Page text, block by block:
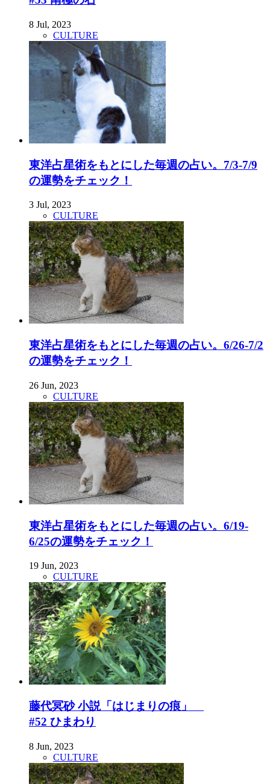
8 Jul, 2023
CULTURE
東洋占星術をもとにした毎週の占い。7/3-7/9
の運勢をチェック！
3 Jul, 2023
CULTURE
東洋占星術をもとにした毎週の占い。6/26-7/2
の運勢をチェック！
26 Jun, 2023
CULTURE
東洋占星術をもとにした毎週の占い。6/19-
6/25の運勢をチェック！
19 Jun, 2023
CULTURE
藤代冥砂 小説「はじまりの痕」
#52 ひまわり
8 Jun, 2023
CULTURE